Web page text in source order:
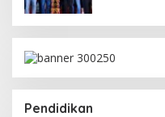
Pendidikan